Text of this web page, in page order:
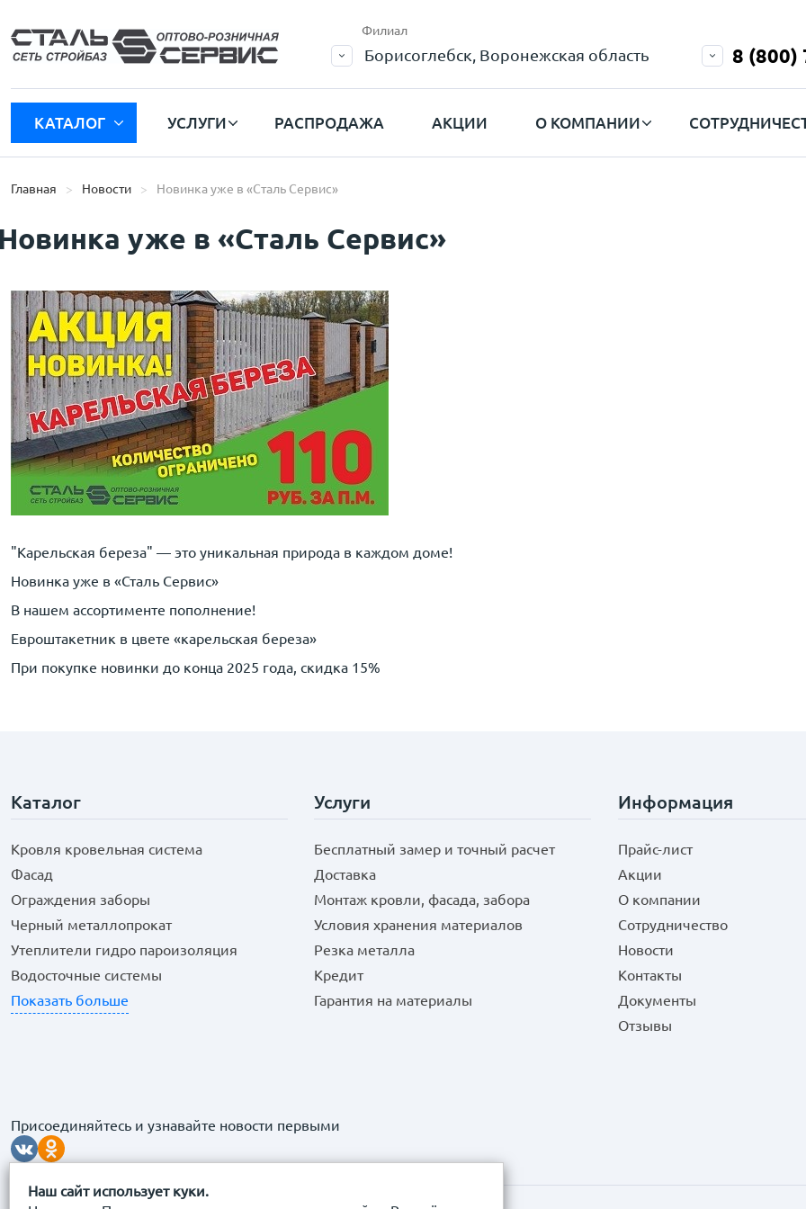
Наш сайт использует куки.
Филиал
Борисоглебск, Воронежская область 8 (800)
КАТАЛОГ УСЛУГИ РАСПРОДАЖА АКЦИИ О КОМПАНИИ
Главная Новости Новинка уже в «Сталь Сервис»
уже в «Сталь Сервис»
"Карельская береза" — это уникальная природа в каждом доме!
Новинка уже в «Сталь Сервис»
В нашем ассортименте пополнение!
Евроштакетник в цвете «карельская береза»
При покупке новинки до конца 2025 года, скидка 15%
Каталог
Кровля кровельная система
Фасад
Ограждения заборы
Черный металлопрокат
Утеплители гидро пароизоляция
Водосточные системы
Показать больше
Услуги
Бесплатный замер и точный расчет
Доставка
Монтаж кровли, фасада, забора
Условия хранения материалов
Резка металла
Кредит
Гарантия на материалы
Информация
Прайс-лист
Акции
О компании
Сотрудничество
Новости
Контакты
Документы
Отзывы
Присоединяйтесь и узнавайте новости первыми